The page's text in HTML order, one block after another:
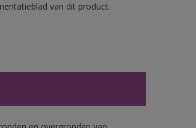
van dit product.